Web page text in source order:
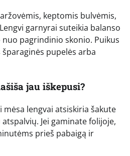
keptomis bulvėmis,
garnyrai suteikia balanso
pagrindinio skonio. Puikus
pupelės arba
jau iškepusi?
mėsa lengvai atsiskiria šakute
Jei gaminate folijoje,
prieš pabaigą ir